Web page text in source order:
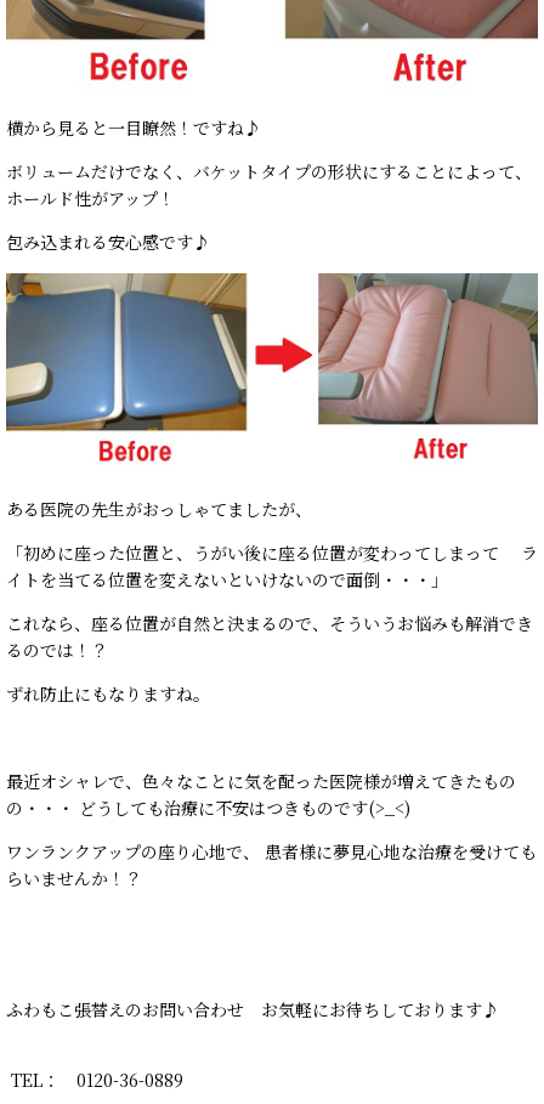
横から見ると一目瞭然！ですね♪
ボリュームだけでなく、バケットタイプの形状にすることによって、
ホールド性がアップ！
包み込まれる安心感です♪
ある医院の先生がおっしゃてましたが、
「初めに座った位置と、うがい後に座る位置が変わってしまって ラ
イトを当てる位置を変えないといけないので面倒・・・」
これなら、座る位置が自然と決まるので、そういうお悩みも解消でき
るのでは！？
ずれ防止にもなりますね。
最近オシャレで、色々なことに気を配った医院様が増えてきたもの
の・・・ どうしても治療に不安はつきものです(>_<)
ワンランクアップの座り心地で、 患者様に夢見心地な治療を受けても
らいませんか！？
ふわもこ張替えのお問い合わせ お気軽にお待ちしております♪
TEL： 0120-36-0889